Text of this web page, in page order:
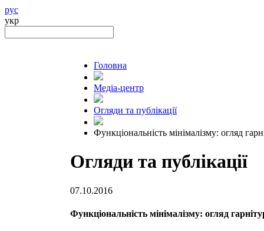
рус
укр
Головна
Медіа-центр
Огляди та публікації
Функціональність мінімалізму: огляд
Огляди та публікації
07.10.2016
Функціональність мінімалізму: огляд